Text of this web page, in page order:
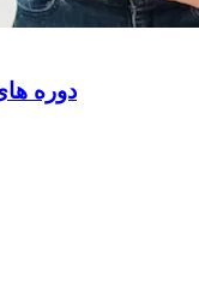
دوره